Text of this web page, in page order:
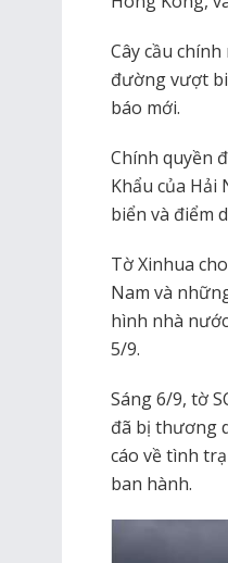
Cây cầu
đường vượt
báo mới.
Chính quyền
Khẩu của Hải
biển và điểm
Tờ Xinhua
Nam và
hình nhà
5/9.
Sáng 6/9, tờ
đã bị thương
cáo về tình
ban hành.